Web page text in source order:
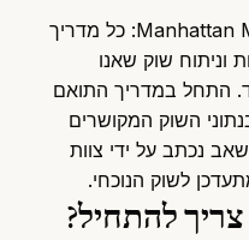
זוהי ספריית המשאבים של Manhattan Miami: כל מדריך
וניתוח שוק שאנו
התחל במדריך התואם
השוק המקושרים
נכתב על ידי צוות
צריך להתחיל?